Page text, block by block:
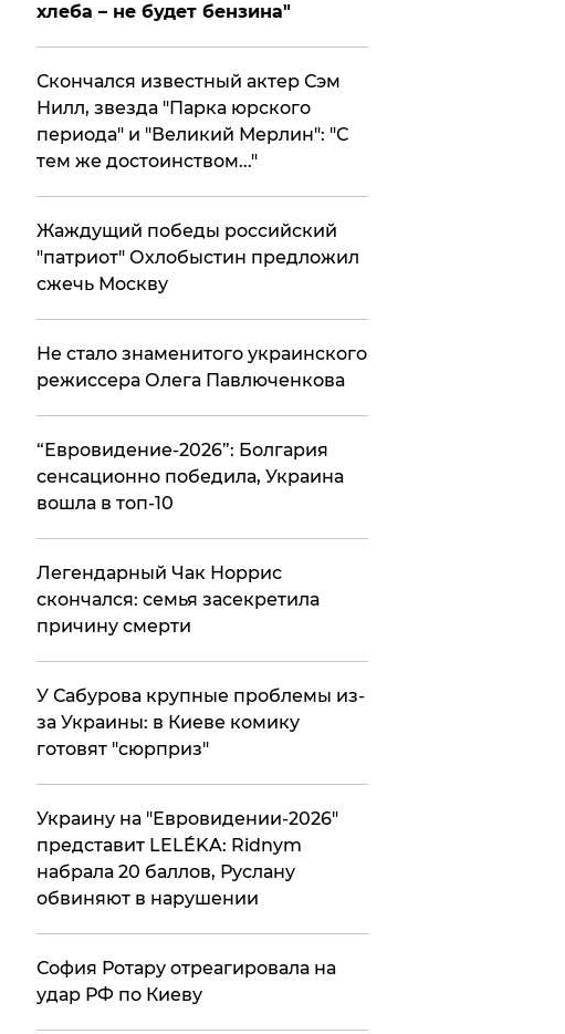
хлеба – не будет бензина"
Скончался известный актер Сэм
Нилл, звезда "Парка юрского
периода" и "Великий Мерлин": "С
тем же достоинством..."
Жаждущий победы российский
"патриот" Охлобыстин предложил
сжечь Москву
Не стало знаменитого украинского
режиссера Олега Павлюченкова
​“Евровидение-2026”: Болгария
сенсационно победила, Украина
вошла в топ-10
​Легендарный Чак Норрис
скончался: семья засекретила
причину смерти
У Сабурова крупные проблемы из-
за Украины: в Киеве комику
готовят "сюрприз"
Украину на "Евровидении-2026"
представит LELÉKA: Ridnym
набрала 20 баллов, Руслану
обвиняют в нарушении
София Ротару отреагировала на
удар РФ по Киеву